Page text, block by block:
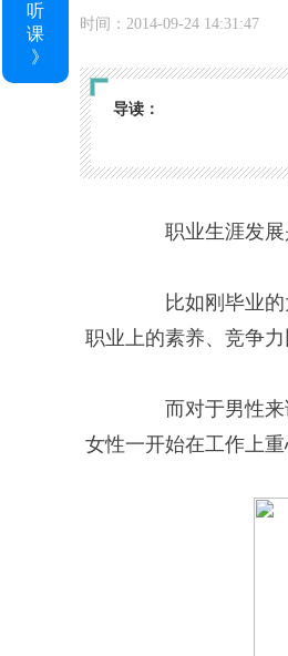
时间：2014-09-24 14:31:47
导读：
职业生涯发展是
比如刚毕业的大
职业上的素养、竞争
而对于男性来讲
女性一开始在工作上
听
课
》